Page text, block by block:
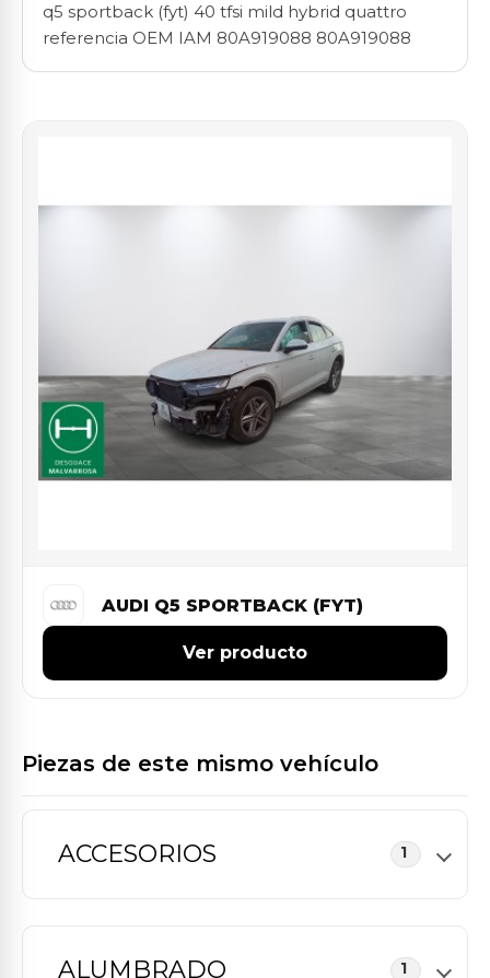
q5 sportback (fyt) 40 tfsi mild hybrid quattro
referencia OEM IAM 80A919088 80A919088
AUDI Q5 SPORTBACK (FYT)
Ver producto
Piezas de este mismo vehículo
ACCESORIOS 1
ALUMBRADO 1